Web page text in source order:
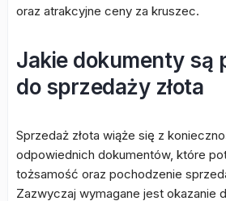
oraz atrakcyjne ceny za kruszec.
Jakie dokumenty są
do sprzedaży złota
Sprzedaż złota wiąże się z
odpowiednich dokumentów, które
tożsamość oraz pochodzenie
Zazwyczaj wymagane jest okazanie